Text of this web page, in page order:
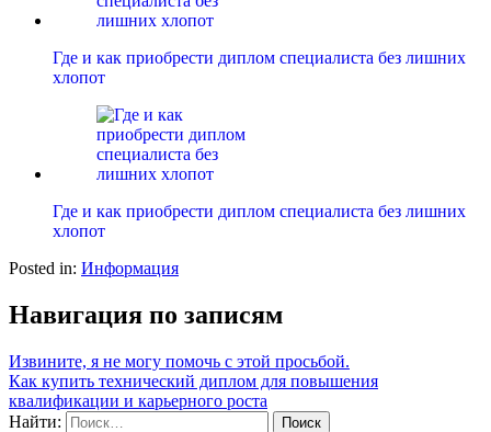
Где и как приобрести диплом специалиста без лишних
хлопот
Где и как приобрести диплом специалиста без лишних
хлопот
Posted in: Информация
Навигация по записям
Извините, я не могу помочь с этой просьбой.
Как купить технический диплом для повышения
квалификации и карьерного роста
Найти: